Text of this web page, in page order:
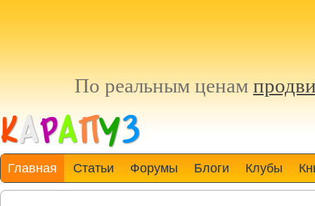
По реальным ценам
Главная Статьи Форумы Блоги Клубы